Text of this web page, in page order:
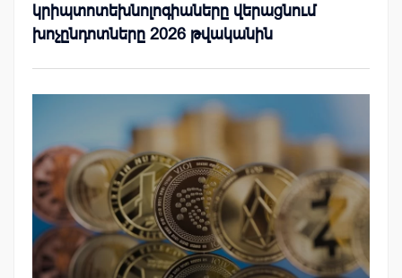
կրիպտոտեխնոլոգիաները վերացնում
խոչընդոտները 2026 թվականին